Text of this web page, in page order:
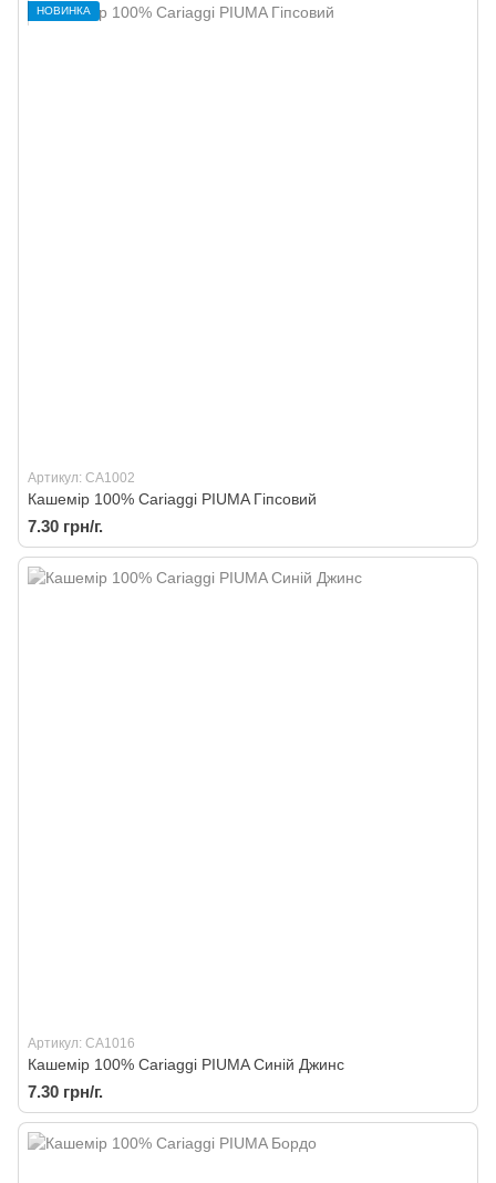
НОВИНКА
Артикул: CA1002
Кашемір 100% Cariaggi PIUMA Гіпсовий
7.30 грн/г.
Артикул: CA1016
Кашемір 100% Cariaggi PIUMA Синій Джинс
7.30 грн/г.